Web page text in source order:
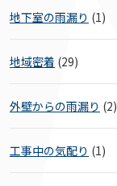
地下室の雨漏り (1)
地域密着 (29)
外壁からの雨漏り (2)
工事中の気配り (1)